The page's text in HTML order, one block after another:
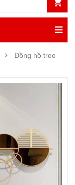
Đồng hồ treo